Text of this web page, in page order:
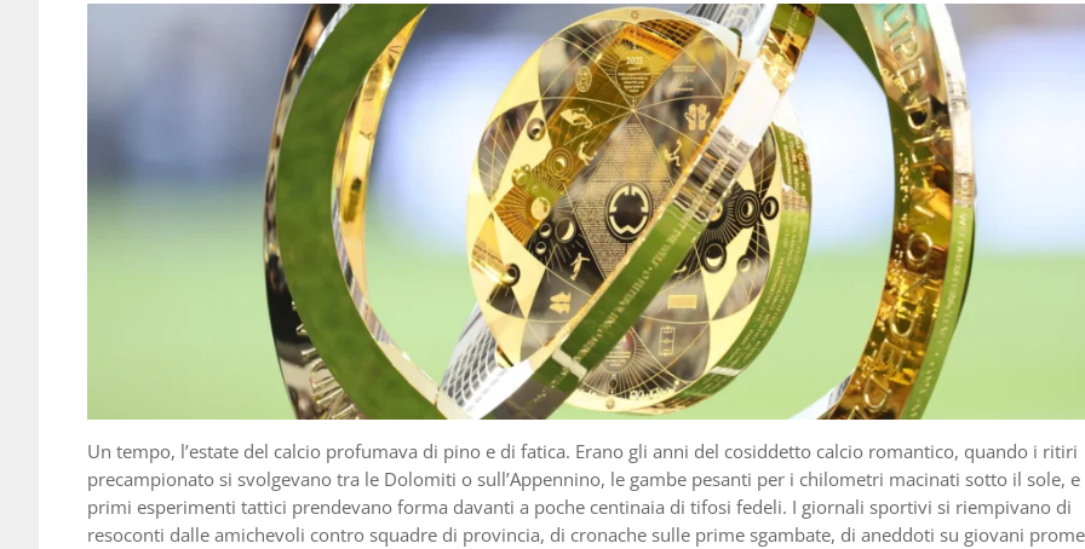
Un tempo, l’estate del calcio profumava di pino e di fatica. Erano gli anni del cosiddetto calcio romantico, quando i ritiri
precampionato si svolgevano tra le Dolomiti o sull’Appennino, le gambe pesanti per i chilometri macinati sotto il sole, e
primi esperimenti tattici prendevano forma davanti a poche centinaia di tifosi fedeli. I giornali sportivi si riempivano di
resoconti dalle amichevoli contro squadre di provincia, di cronache sulle prime sgambate, di aneddoti su giovani